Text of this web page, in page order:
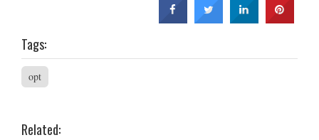
Tags:
opt
Related: